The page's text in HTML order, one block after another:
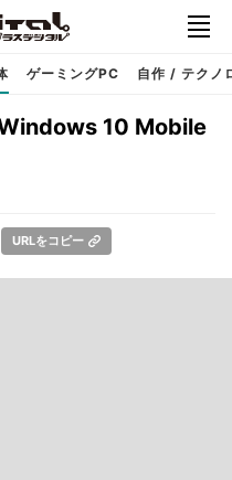
ゲーミングPC 自作 / テクノ
10 Mobile
URLをコピー